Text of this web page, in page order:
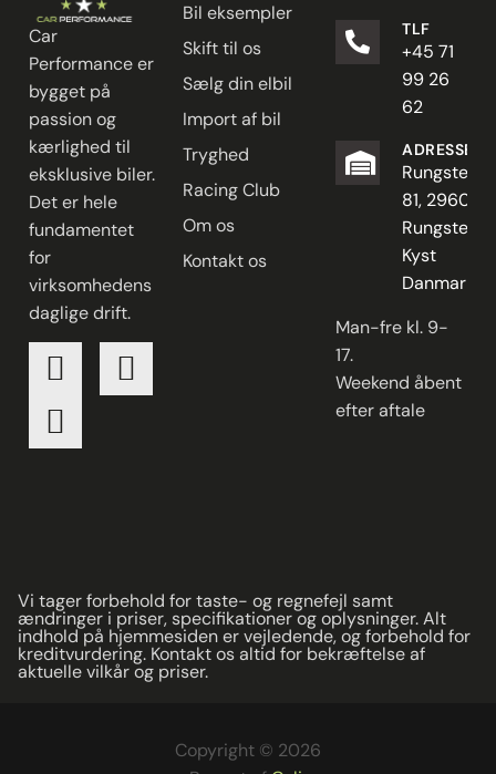
Car
Performance er
bygget på
passion og
kærlighed til
eksklusive biler.
Det er hele
fundamentet
for
virksomhedens
daglige drift.
Bil eksempler
Skift til os
Sælg din elbil
Import af bil
Tryghed
Racing Club
Om os
Kontakt os
TLF
+45 71
99 26
62
ADRESSE
81, 2960
Rungsted
Kyst
Danmark
Man-fre kl. 9-
17.
Weekend åbent
efter aftale
Vi tager forbehold for taste- og regnefejl samt
ændringer i priser, specifikationer og oplysninger. Alt
indhold på hjemmesiden er vejledende, og forbehold for
kreditvurdering. Kontakt os altid for bekræftelse af
aktuelle vilkår og priser.
Copyright © 2026